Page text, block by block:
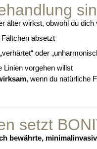
älter wirkst, obwohl du dich
absetzt
oder
Linien vorgehen willst
, wenn du natürliche
setzt
bewährte,